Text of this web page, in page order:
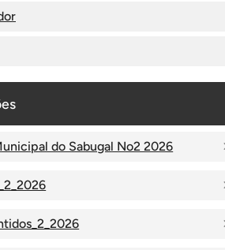
do Sabugal No2 2026